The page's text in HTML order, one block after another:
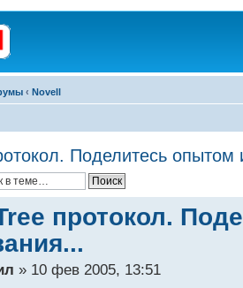
‹ Novell
Поделитесь опытом
протокол.
» 10 фев 2005, 13:51